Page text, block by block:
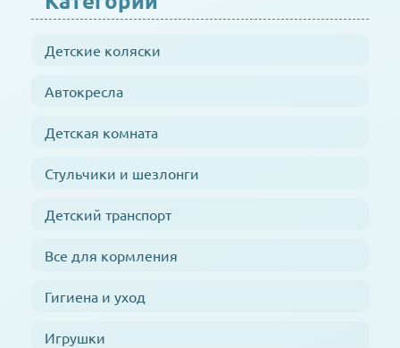
Детские коляски
Автокресла
Детская комната
Стульчики и шезлонги
Детский транспорт
Все для кормления
Гигиена и уход
Игрушки